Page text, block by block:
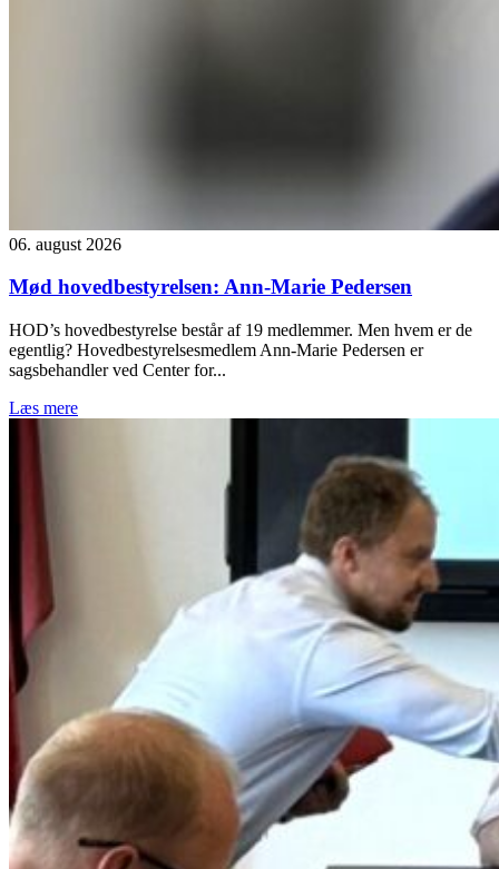
06. august 2026
Mød hovedbestyrelsen: Ann-Marie Pedersen
HOD’s hovedbestyrelse består af 19 medlemmer. Men hvem er de
egentlig? Hovedbestyrelsesmedlem Ann-Marie Pedersen er
sagsbehandler ved Center for...
Læs mere